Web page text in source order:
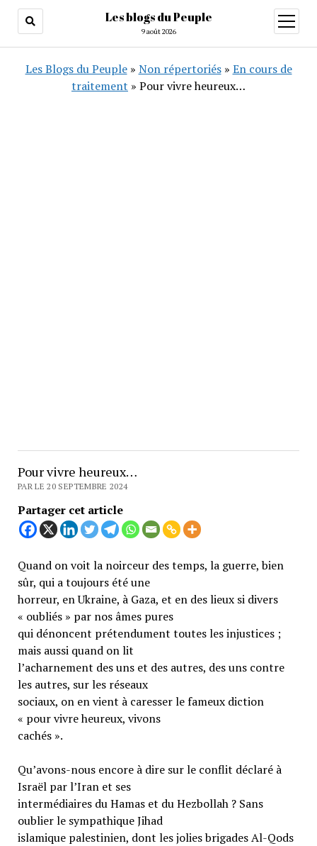
Les blogs du Peuple
9 août 2026
ouvrir
menu
Les Blogs du Peuple» Non répertoriés» En cours de
traitement » Pour vivre heureux…
Pour vivre heureux…
PAR LE 20 SEPTEMBRE 2024
Partager cet article
Quand on voit la noirceur des temps, la guerre, bien
sûr, qui a toujours été une
horreur, en Ukraine, à Gaza, et en des lieux si divers
« oubliés » par nos âmes pures
qui dénoncent prétendument toutes les injustices ;
mais aussi quand on lit
l’acharnement des uns et des autres, des uns contre
les autres, sur les réseaux
sociaux, on en vient à caresser le fameux diction
« pour vivre heureux, vivons
cachés ».
Qu’avons-nous encore à dire sur le conflit déclaré à
Israël par l’Iran et ses
intermédiaires du Hamas et du Hezbollah ? Sans
oublier le sympathique Jihad
islamique palestinien, dont les jolies brigades Al-Qods